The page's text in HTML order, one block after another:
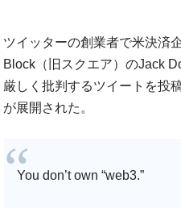
ツイッターの創業者で米決済
Block（旧スクエア）のJack
厳しく批判するツイートを投
が展開された。
You don’t own “web3.”